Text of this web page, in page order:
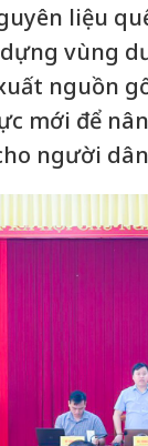
liệu
vùng
nguồn
mới để
người